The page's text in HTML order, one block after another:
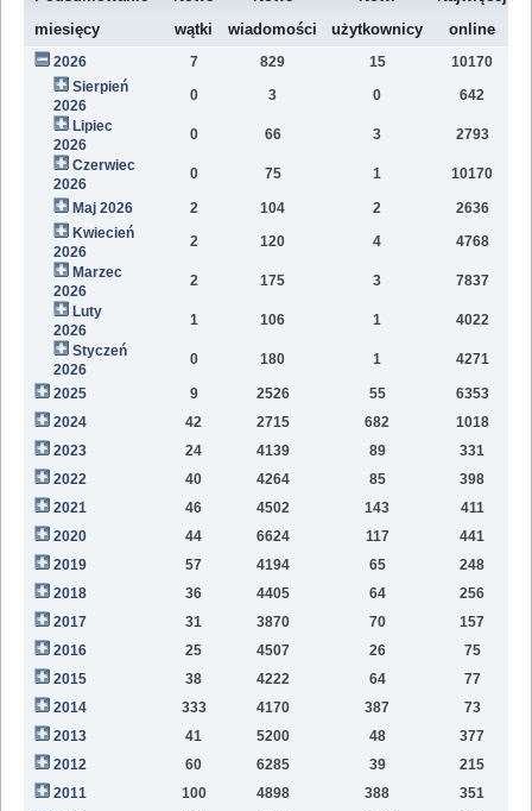
miesięcy
wątki
wiadomości
użytkownicy
online
2026 7 829 15 10170
Sierpień
2026
0 3 0 642
Lipiec
2026
0 66 3 2793
Czerwiec
2026
0 75 1 10170
Maj 2026 2 104 2 2636
Kwiecień
2026
2 120 4 4768
Marzec
2026
2 175 3 7837
Luty
2026
1 106 1 4022
Styczeń
2026
0 180 1 4271
2025 9 2526 55 6353
2024
42 2715 682 1018
2023
24 4139 89 331
2022
40 4264 85 398
2021
46 4502 143 411
2020
44 6624 117 441
2019
57 4194 65 248
2018
36 4405 64 256
2017
31 3870 70
157
2016
25 4507 26
75
2015
38 4222 64
77
2014
333 4170 387
73
2013
41 5200 48
377
2012
60 6285 39
215
2011
100 4898 388
351